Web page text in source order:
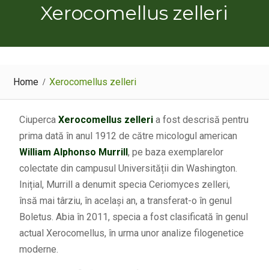
Xerocomellus zelleri
Home Xerocomellus zelleri
Ciuperca Xerocomellus zelleri a fost descrisă pentru
prima dată în anul 1912 de către micologul american
William Alphonso Murrill, pe baza exemplarelor
colectate din campusul Universității din Washington.
Inițial, Murrill a denumit specia Ceriomyces zelleri,
însă mai târziu, în același an, a transferat-o în genul
Boletus. Abia în 2011, specia a fost clasificată în genul
actual Xerocomellus, în urma unor analize filogenetice
moderne.